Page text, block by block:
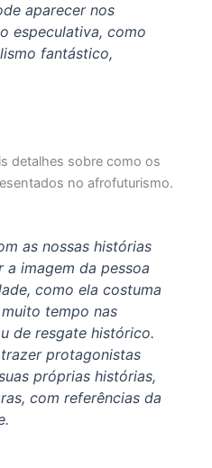
aparecer nos
especulativa, como
fantástico,
detalhes sobre como os
no afrofuturismo.
as nossas histórias
imagem da pessoa
como ela costuma
tempo nas
de resgate histórico.
protagonistas
próprias histórias,
com referências da